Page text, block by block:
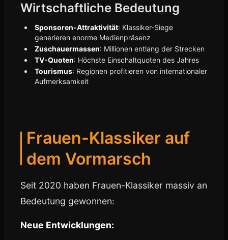
Wirtschaftliche Bedeutung
Sponsoren-Attraktivität: Klassiker-Siege
generieren enorme Medienpräsenz
Zuschauermassen: Millionen entlang der Strecken
TV-Quoten: Höchste Einschaltquoten des Jahres
Tourismus: Regionen profitieren von internationaler
Aufmerksamkeit
Frauen-Klassiker auf
dem Vormarsch
Seit 2020 haben Frauen-Klassiker massiv an
Bedeutung gewonnen:
Neue Entwicklungen: